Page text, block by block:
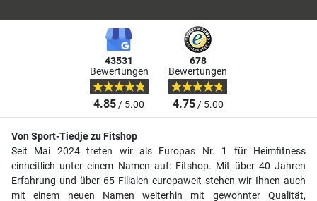
43531
Bewertungen
4.85/ 5.00
678
Bewertungen
4.75/ 5.00
Von Sport-Tiedje zu Fitshop
Seit Mai 2024 treten wir als Europas Nr. 1 für Heimfitness
einheitlich unter einem Namen auf: Fitshop. Mit über 40 Jahren
Erfahrung und über 65 Filialen europaweit stehen wir Ihnen auch
mit einem neuen Namen weiterhin mit gewohnter Qualität,